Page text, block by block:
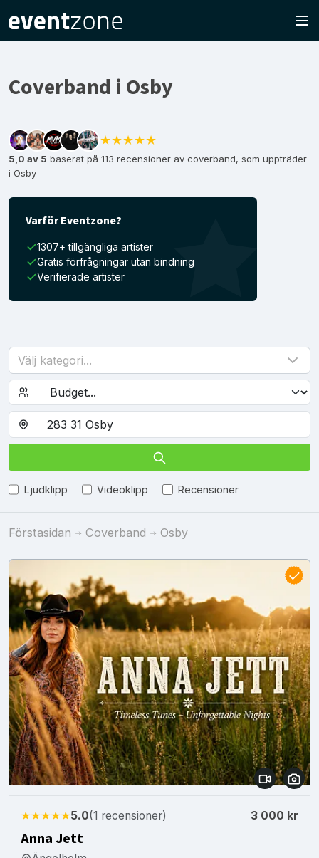
Coverband i Osby
★★★★★
5,0 av 5 baserat på 113 recensioner av coverband, som uppträder
i Osby
Varför Eventzone?
1307+ tillgängliga artister
Gratis förfrågningar utan bindning
Verifierade artister
Välj kategori...
Ljudklipp Videoklipp Recensioner
Förstasidan Coverband Osby
★★★★★5.0(1 recensioner) 3 000 kr
Anna Jett